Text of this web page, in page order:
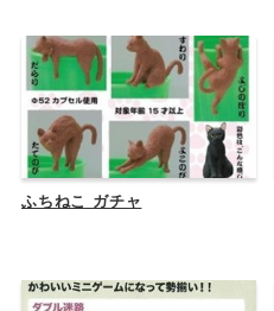
ふちねこ ガチャ